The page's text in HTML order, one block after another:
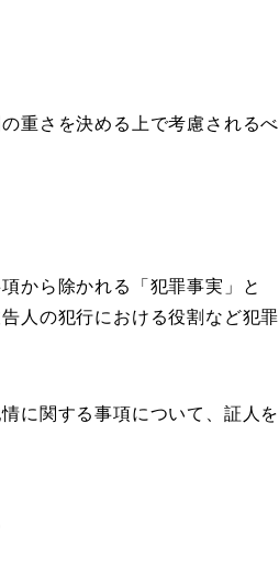
重さを決める上で考慮されるべ
から除かれる「犯罪事実」と
人の犯行における役割など犯罪
に関する事項について、証人を